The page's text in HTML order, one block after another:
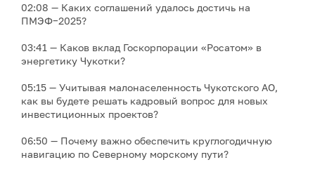
02:08 — Каких соглашений удалось достичь на
ПМЭФ−2025?
03:41 — Каков вклад Госкорпорации «Росатом» в
энергетику Чукотки?
05:15 — Учитывая малонаселенность Чукотского АО,
как вы будете решать кадровый вопрос для новых
инвестиционных проектов?
06:50 — Почему важно обеспечить круглогодичную
навигацию по Северному морскому пути?